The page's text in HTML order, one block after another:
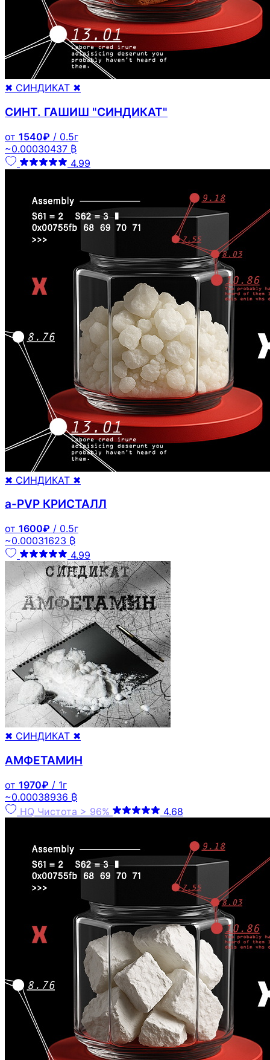
✖ СИНДИКАТ ✖
СИНТ. ГАШИШ "СИНДИКАТ"
от 1540₽ / 0.5г
~0.00030437 ₿
4.99
✖ СИНДИКАТ ✖
a-PVP КРИСТАЛЛ
от 1600₽ / 0.5г
~0.00031623 ₿
4.99
✖ СИНДИКАТ ✖
АМФЕТАМИН
от 1970₽ / 1г
~0.00038936 ₿
HQ Чистота > 96% 4.68